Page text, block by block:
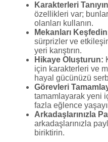
Karakterleri
özellikleri var;
olanları kullanın.
Mekanları
sürprizler ve
yeri karıştırın.
Hikaye Oluşturun:
için karakterleri ve
hayal gücünüzü
Görevleri
tamamlayarak yeni
fazla eğlence
Arkadaşlarınızla
arkadaşlarınızla
biriktirin.